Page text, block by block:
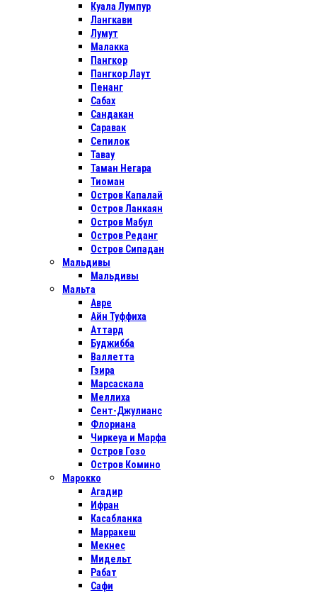
Куала Лумпур
Лангкави
Лумут
Малакка
Пангкор
Пангкор Лаут
Пенанг
Сабах
Сандакан
Саравак
Сепилок
Тавау
Таман Негара
Тиоман
Остров Капалай
Остров Ланкаян
Остров Мабул
Остров Реданг
Остров Сипадан
Мальдивы
Мальдивы
Мальта
Авре
Айн Туффиха
Аттард
Буджибба
Валлетта
Гзира
Марсаскала
Меллиха
Сент-Джулианс
Флориана
Чиркеуа и Марфа
Остров Гозо
Остров Комино
Марокко
Агадир
Ифран
Касабланка
Марракеш
Мекнес
Мидельт
Рабат
Сафи